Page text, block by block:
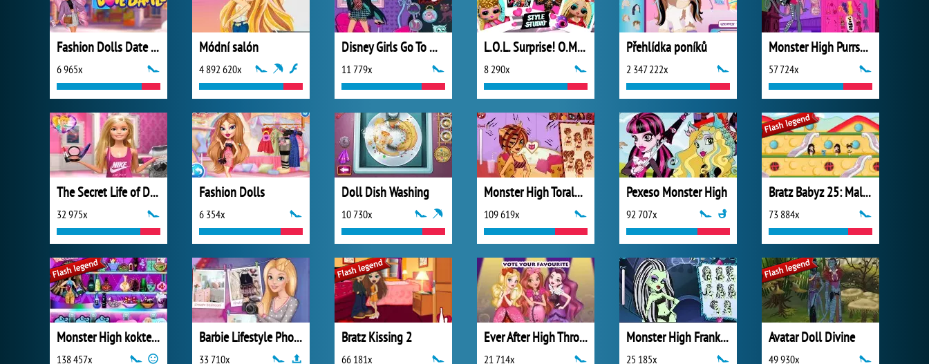
Fashion Dolls Date Battle
6 965x
Módní salón
4 892 620x
Disney Girls Go To Monster High 2
11 779x
L.O.L. Surprise! O.M.G.™ Style Studio
8 290x
Přehlídka poníků
2 347 222x
Monster High Purrsephone and Meowlody
57 724x
The Secret Life of Dolls
32 975x
Fashion Dolls
6 354x
Doll Dish Washing
10 730x
Monster High Toralei Stripe Hairstyle
109 619x
Pexeso Monster High
92 707x
Bratz Babyz 25: Mall Crawl
73 884x
Monster High koktejl lásky
138 457x
Barbie Lifestyle Photographer
33 710x
Bratz Kissing 2
66 181x
Ever After High Thronecoming Queen
21 714x
Monster High Frankie Stein Hairstyle
25 185x
Avatar Doll Divine
49 930x